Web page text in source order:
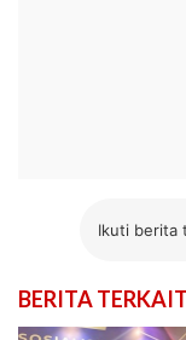
Ikuti berita
BERITA TERKAIT